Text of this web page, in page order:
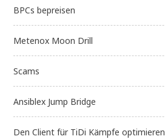
BPCs bepreisen
Metenox Moon Drill
Scams
Ansiblex Jump Bridge
Den Client für TiDi Kämpfe optimieren